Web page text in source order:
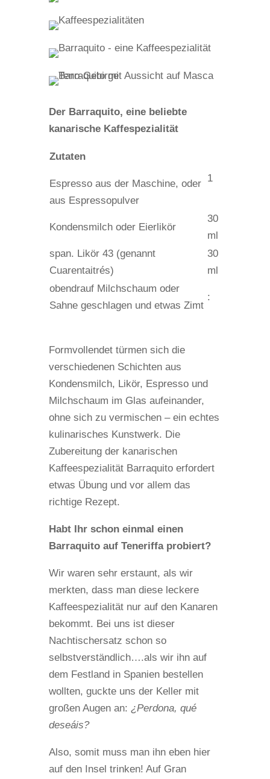
Der Barraquito, eine beliebte
kanarische Kaffespezialität
Zutaten
Espresso aus der Maschine, oder
aus Espressopulver
1
Kondensmilch oder Eierlikör
30
ml
span. Likör 43 (genannt
Cuarentaitrés)
30
ml
obendrauf Milchschaum oder
Sahne geschlagen und etwas Zimt
:
Formvollendet türmen sich die
verschiedenen Schichten aus
Kondensmilch, Likör, Espresso und
Milchschaum im Glas aufeinander,
ohne sich zu vermischen – ein echtes
kulinarisches Kunstwerk. Die
Zubereitung der kanarischen
Kaffeespezialität Barraquito erfordert
etwas Übung und vor allem das
richtige Rezept.
Habt Ihr schon einmal einen
Barraquito auf Teneriffa probiert?
Wir waren sehr erstaunt, als wir
merkten, dass man diese leckere
Kaffeespezialität nur auf den Kanaren
bekommt. Bei uns ist dieser
Nachtischersatz schon so
selbstverständlich….als wir ihn auf
dem Festland in Spanien bestellen
wollten, guckte uns der Keller mit
großen Augen an: ¿Perdona, qué
deseáis?
Also, somit muss man ihn eben hier
auf den Insel trinken! Auf Gran